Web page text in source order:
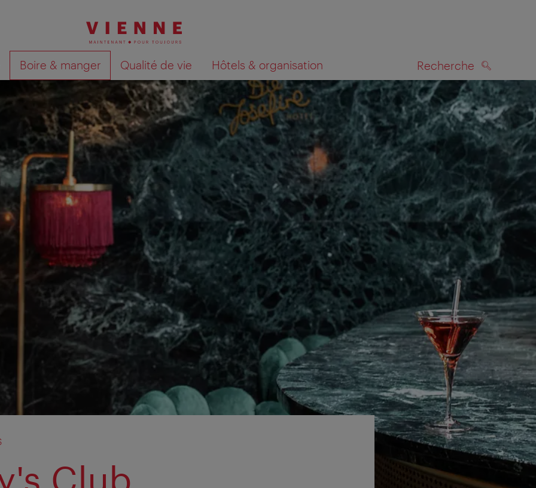
Boire & manger Qualité de vie Hôtels & organisation Recherche
Afficher les résultats de la recherche sur la carte RECHERCHE
Club